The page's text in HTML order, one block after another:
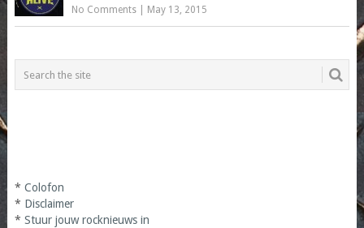
No Comments| May 13, 2015
* Colofon
* Disclaimer
* Stuur jouw rocknieuws in